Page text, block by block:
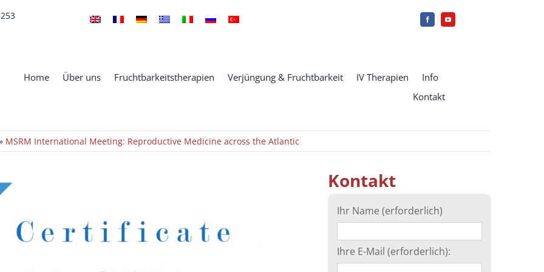
Home Über uns Fruchtbarkeitstherapien Verjüngung & Fruchtbarkeit IV Therapien
Info
Kontakt
MSRM International Meeting: Reproductive Medicine across the Atlantic
Kontakt
Ihr Name (erforderlich)
Ihre E-Mail (erforderlich):